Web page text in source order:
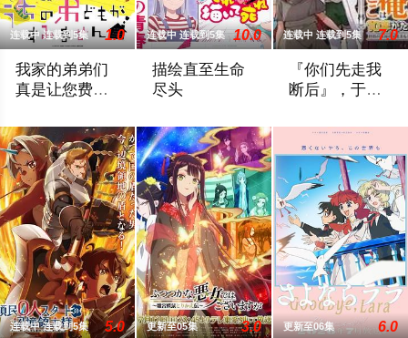
连载中 连载到5集 1.0
我家的弟弟们
真是让您费心
连载中 连载到5集 10.0
描绘直至生命
尽头
连载中 连载到5集 7.0
『你们先走我
断后』，于是
了传说
连载中 连载到5集 5.0 更新至05集 3.0 更新至06集 6.0